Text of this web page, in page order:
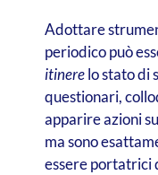
Adottare
periodico può
itinerelo stato di
questionari,
apparire azioni
ma sono
essere portatrici